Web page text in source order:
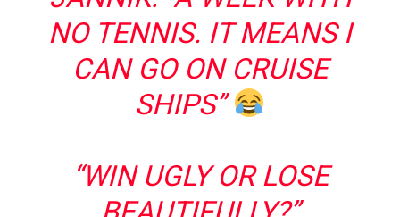
NO TENNIS. IT MEANS I
CAN GO ON CRUISE
SHIPS”
“WIN UGLY OR LOSE